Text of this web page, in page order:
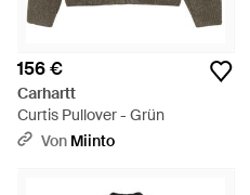
156 €
Carhartt
Curtis Pullover - Grün
Von Miinto